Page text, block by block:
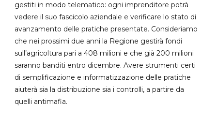
gestiti in modo telematico: ogni imprenditore potrà
vedere il suo fascicolo aziendale e verificare lo stato di
avanzamento delle pratiche presentate. Consideriamo
che nei prossimi due anni la Regione gestirà fondi
sull’agricoltura pari a 408 milioni e che già 200 milioni
saranno banditi entro dicembre. Avere strumenti certi
di semplificazione e informatizzazione delle pratiche
aiuterà sia la distribuzione sia i controlli, a partire da
quelli antimafia.